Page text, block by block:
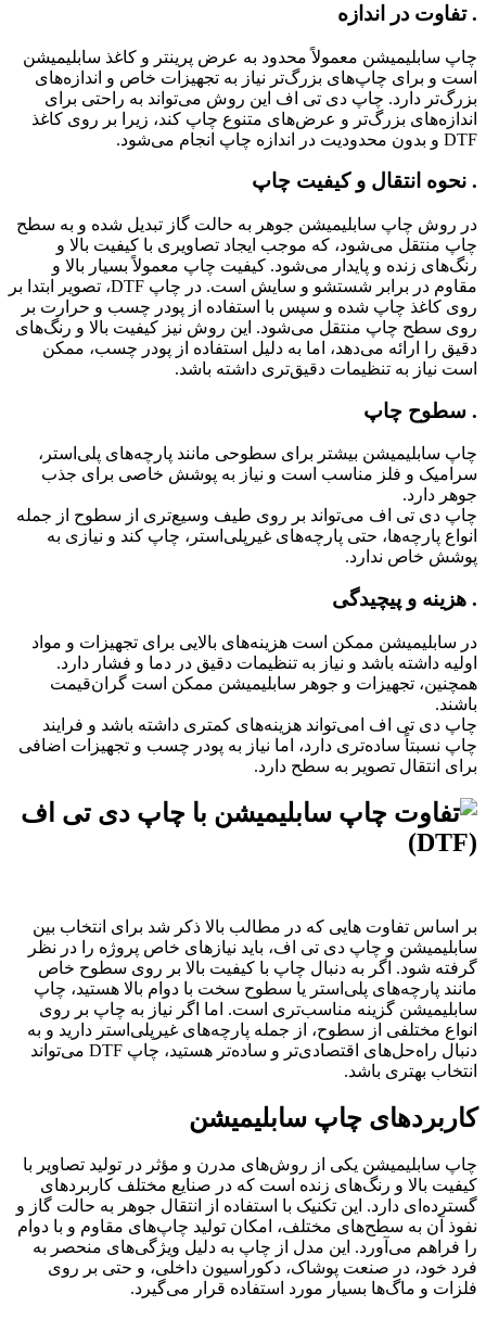
. تفاوت در اندازه
چاپ سابلیمیشن معمولاً محدود به عرض پرینتر و کاغذ سابلیمیشن
است و برای چاپ‌های بزرگ‌تر نیاز به تجهیزات خاص و اندازه‌های
بزرگ‌تر دارد. چاپ دی تی اف این روش می‌تواند به راحتی برای
اندازه‌های بزرگ‌تر و عرض‌های متنوع چاپ کند، زیرا بر روی کاغذ
DTF و بدون محدودیت در اندازه چاپ انجام می‌شود.
. نحوه انتقال و کیفیت چاپ
در روش چاپ سابلیمیشن جوهر به حالت گاز تبدیل شده و به سطح
چاپ منتقل می‌شود، که موجب ایجاد تصاویری با کیفیت بالا و
رنگ‌های زنده و پایدار می‌شود. کیفیت چاپ معمولاً بسیار بالا و
مقاوم در برابر شستشو و سایش است. در چاپ DTF، تصویر ابتدا بر
روی کاغذ چاپ شده و سپس با استفاده از پودر چسب و حرارت بر
روی سطح چاپ منتقل می‌شود. این روش نیز کیفیت بالا و رنگ‌های
دقیق را ارائه می‌دهد، اما به دلیل استفاده از پودر چسب، ممکن
است نیاز به تنظیمات دقیق‌تری داشته باشد.
. سطوح چاپ
چاپ سابلیمیشن بیشتر برای سطوحی مانند پارچه‌های پلی‌استر،
سرامیک و فلز مناسب است و نیاز به پوشش خاصی برای جذب
جوهر دارد.
چاپ دی تی اف می‌تواند بر روی طیف وسیع‌تری از سطوح از جمله
انواع پارچه‌ها، حتی پارچه‌های غیرپلی‌استر، چاپ کند و نیازی به
پوشش خاص ندارد.
. هزینه و پیچیدگی
در سابلیمیشن ممکن است هزینه‌های بالایی برای تجهیزات و مواد
اولیه داشته باشد و نیاز به تنظیمات دقیق در دما و فشار دارد.
همچنین، تجهیزات و جوهر سابلیمیشن ممکن است گران‌قیمت
باشند.
چاپ دی تی اف امی‌تواند هزینه‌های کمتری داشته باشد و فرایند
چاپ نسبتاً ساده‌تری دارد، اما نیاز به پودر چسب و تجهیزات اضافی
برای انتقال تصویر به سطح دارد.
بر اساس تفاوت هایی که در مطالب بالا ذکر شد برای انتخاب بین
سابلیمیشن و چاپ دی تی اف، باید نیازهای خاص پروژه را در نظر
گرفته شود. اگر به دنبال چاپ با کیفیت بالا بر روی سطوح خاص
مانند پارچه‌های پلی‌استر یا سطوح سخت با دوام بالا هستید، چاپ
سابلیمیشن گزینه مناسب‌تری است. اما اگر نیاز به چاپ بر روی
انواع مختلفی از سطوح، از جمله پارچه‌های غیرپلی‌استر دارید و به
دنبال راه‌حل‌های اقتصادی‌تر و ساده‌تر هستید، چاپ DTF می‌تواند
انتخاب بهتری باشد.
کاربردهای چاپ سابلیمیشن
چاپ سابلیمیشن یکی از روش‌های مدرن و مؤثر در تولید تصاویر با
کیفیت بالا و رنگ‌های زنده است که در صنایع مختلف کاربردهای
گسترده‌ای دارد. این تکنیک با استفاده از انتقال جوهر به حالت گاز و
نفوذ آن به سطح‌های مختلف، امکان تولید چاپ‌های مقاوم و با دوام
را فراهم می‌آورد. این مدل از چاپ به دلیل ویژگی‌های منحصر به
فرد خود، در صنعت پوشاک، دکوراسیون داخلی، و حتی بر روی
فلزات و ماگ‌ها بسیار مورد استفاده قرار می‌گیرد.